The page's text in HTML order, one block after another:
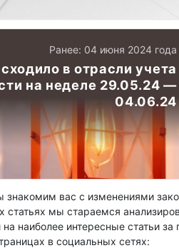
Ранее: 04 июня 2024 года
в отрасли учета
на неделе 29.05.24 —
04.06.24
знакомим вас с изменениями
статьях мы стараемся
наиболее интересные статьи
в социальных сетях: